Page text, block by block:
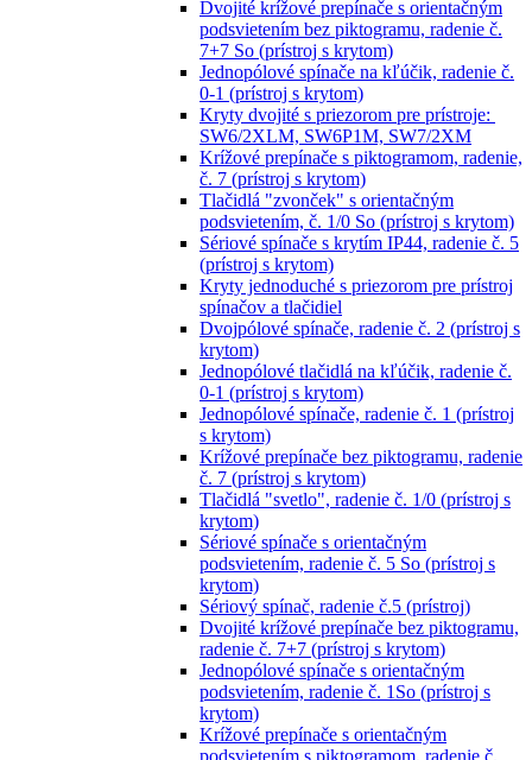
Dvojité krížové prepínače s orientačným
podsvietením bez piktogramu, radenie č.
7+7 So (prístroj s krytom)
Jednopólové spínače na kľúčik, radenie č.
0-1 (prístroj s krytom)
Kryty dvojité s priezorom pre prístroje:
SW6/2XLM, SW6P1M, SW7/2XM
Krížové prepínače s piktogramom, radenie,
č. 7 (prístroj s krytom)
Tlačidlá "zvonček" s orientačným
podsvietením, č. 1/0 So (prístroj s krytom)
Sériové spínače s krytím IP44, radenie č. 5
(prístroj s krytom)
Kryty jednoduché s priezorom pre prístroj
spínačov a tlačidiel
Dvojpólové spínače, radenie č. 2 (prístroj s
krytom)
Jednopólové tlačidlá na kľúčik, radenie č.
0-1 (prístroj s krytom)
Jednopólové spínače, radenie č. 1 (prístroj
s krytom)
Krížové prepínače bez piktogramu, radenie
č. 7 (prístroj s krytom)
Tlačidlá "svetlo", radenie č. 1/0 (prístroj s
krytom)
Sériové spínače s orientačným
podsvietením, radenie č. 5 So (prístroj s
krytom)
Sériový spínač, radenie č.5 (prístroj)
Dvojité krížové prepínače bez piktogramu,
radenie č. 7+7 (prístroj s krytom)
Jednopólové spínače s orientačným
podsvietením, radenie č. 1So (prístroj s
krytom)
Krížové prepínače s orientačným
podsvietením s piktogramom, radenie č.